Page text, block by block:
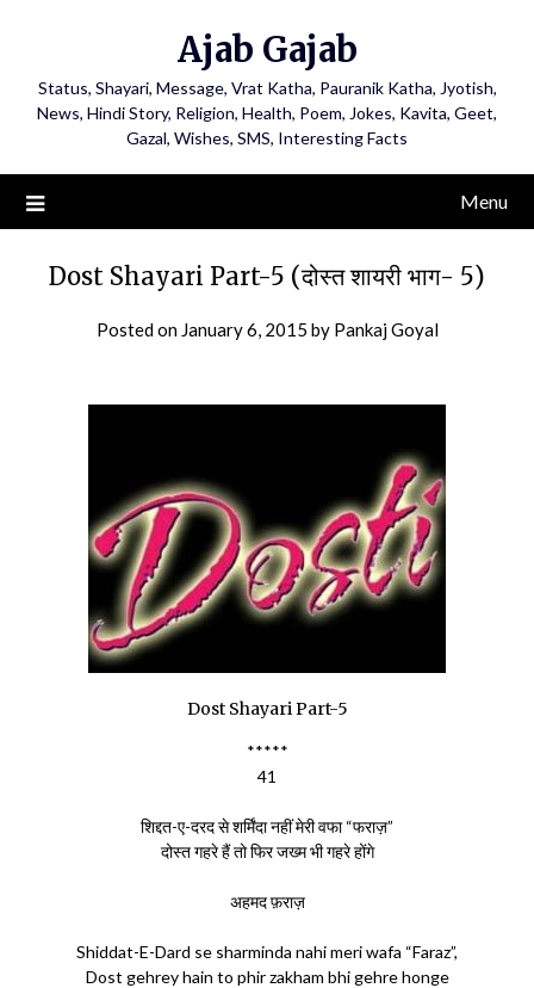
Ajab Gajab
Status, Shayari, Message, Vrat Katha, Pauranik Katha, Jyotish,
News, Hindi Story, Religion, Health, Poem, Jokes, Kavita, Geet,
Gazal, Wishes, SMS, Interesting Facts
Menu
Dost Shayari Part-5 (दोस्त शायरी भाग- 5)
Posted on January 6, 2015 by Pankaj Goyal
Dost Shayari Part-5
*****
41
शिद्दत-ए-दरद से शर्मिंदा नहीं मेरी वफा “फराज़”
दोस्त गहरे हैं तो फिर जख्म भी गहरे होंगे
अहमद फ़राज़
Shiddat-E-Dard se sharminda nahi meri wafa “Faraz”,
Dost gehrey hain to phir zakham bhi gehre honge